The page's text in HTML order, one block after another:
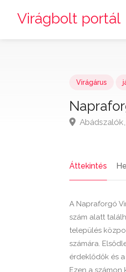
Virágbolt portál
Virágárus
Áttekintés
A Napraforgó
szám alatt
település
számára.
érdeklődők és
Ezen a